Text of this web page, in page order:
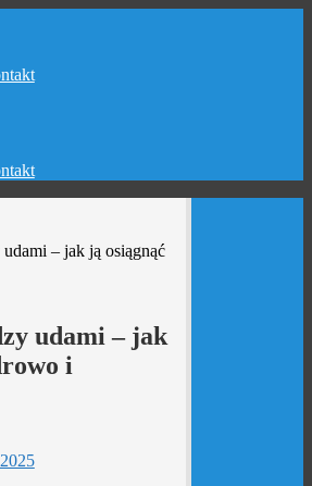
– jak ją osiągnąć
udami – jak
i